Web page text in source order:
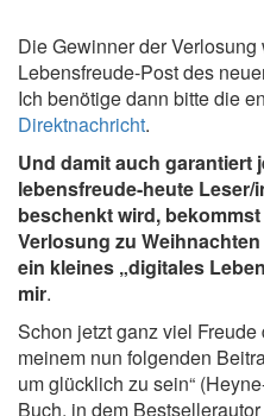
Die Gewinner der
Lebensfreude-Post des
Ich benötige dann bitte die
Direktnachricht.
Und damit auch garantiert
lebensfreude-heute
beschenkt wird,
Verlosung zu
ein kleines „digitales
mir.
Schon jetzt ganz viel
meinem nun folgenden
um glücklich zu sein“
Buch, in dem